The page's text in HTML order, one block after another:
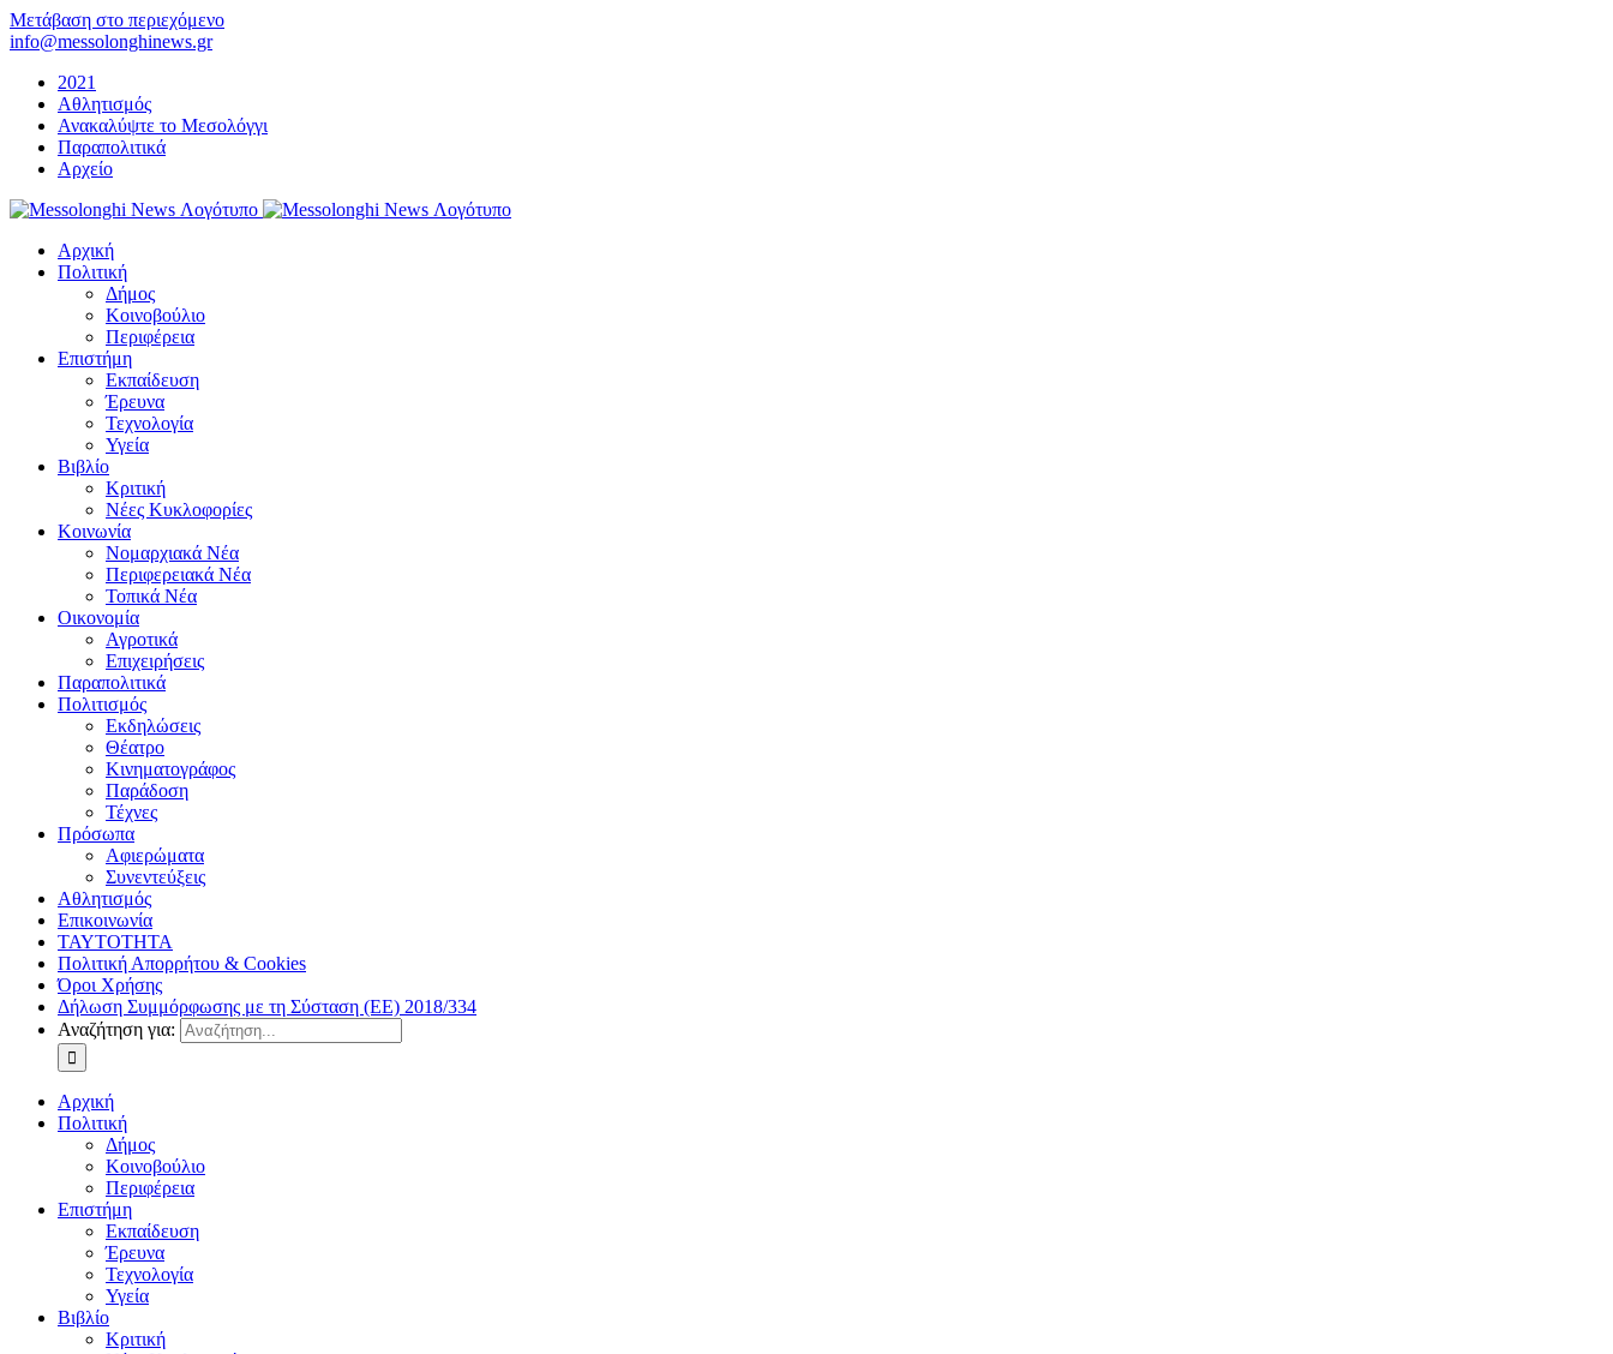
Μετάβαση στο περιεχόμενο
info@messolonghinews.gr
2021
Αθλητισμός
Ανακαλύψτε το Μεσολόγγι
Παραπολιτικά
Αρχείο
Αρχική
Πολιτική
Δήμος
Κοινοβούλιο
Περιφέρεια
Επιστήμη
Εκπαίδευση
Έρευνα
Τεχνολογία
Υγεία
Βιβλίο
Κριτική
Νέες Κυκλοφορίες
Κοινωνία
Νομαρχιακά Νέα
Περιφερειακά Νέα
Τοπικά Νέα
Οικονομία
Αγροτικά
Επιχειρήσεις
Παραπολιτικά
Πολιτισμός
Εκδηλώσεις
Θέατρο
Κινηματογράφος
Παράδοση
Τέχνες
Πρόσωπα
Αφιερώματα
Συνεντεύξεις
Αθλητισμός
Επικοινωνία
ΤΑΥΤΟΤΗΤΑ
Πολιτική Απορρήτου & Cookies
Όροι Χρήσης
Δήλωση Συμμόρφωσης με τη Σύσταση (ΕΕ) 2018/334
Αναζήτηση για:
Αρχική
Πολιτική
Δήμος
Κοινοβούλιο
Περιφέρεια
Επιστήμη
Εκπαίδευση
Έρευνα
Τεχνολογία
Υγεία
Βιβλίο
Κριτική